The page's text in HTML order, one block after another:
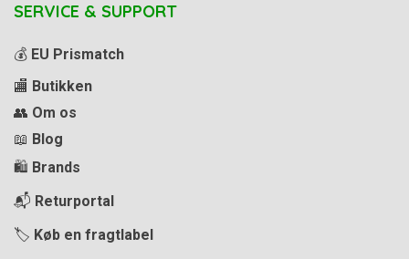
SERVICE & SUPPORT
💰 EU Prismatch
🏬 Butikken
👥 Om os
📖 Blog
🛍️ Brands
📬 Returportal
🏷️ Køb en fragtlabel